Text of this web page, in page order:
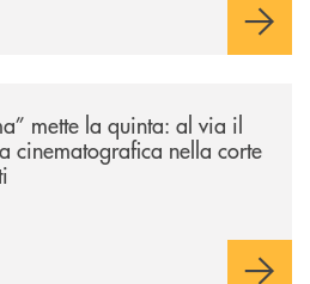
mette la quinta: al via il
cinematografica nella corte